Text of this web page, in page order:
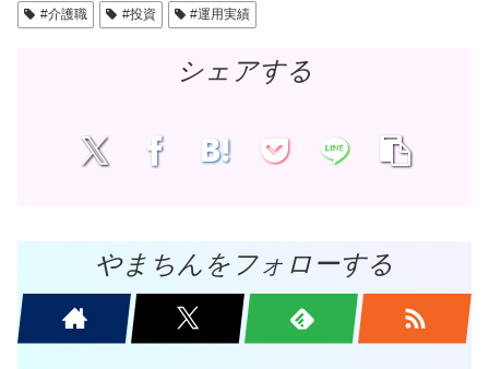
#介護職
#投資 #運用実績
シェアする
やまちんをフォローする